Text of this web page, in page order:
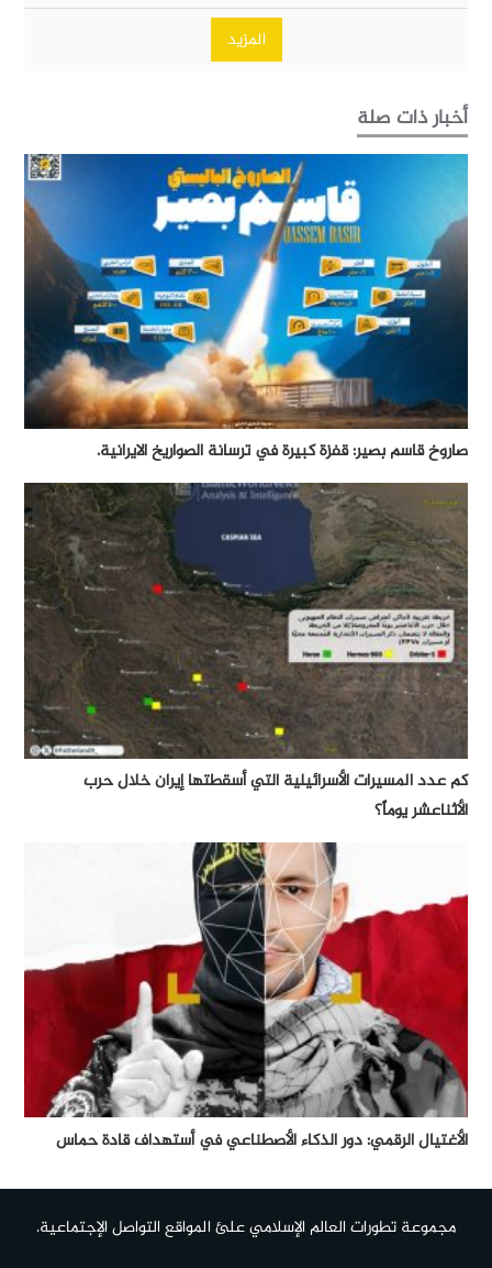
المزيد
أخبار ذات صلة
صاروخ قاسم بصير: قفزة كبيرة في ترسانة الصواريخ الايرانية.
كم عدد المسيرات الأسرائيلية التي أسقطتها إيران خلال حرب
الأثناعشر يوماً؟
الأغتيال الرقمي: دور الذكاء الأصطناعي في أستهداف قادة حماس
مجموعة تطورات العالم الإسلامي علئ المواقع التواصل الإجتماعية.